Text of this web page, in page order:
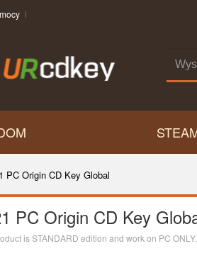
PC Origin CD Key Global
PC Origin CD Key
is STANDARD edition and work on PC ONLY.